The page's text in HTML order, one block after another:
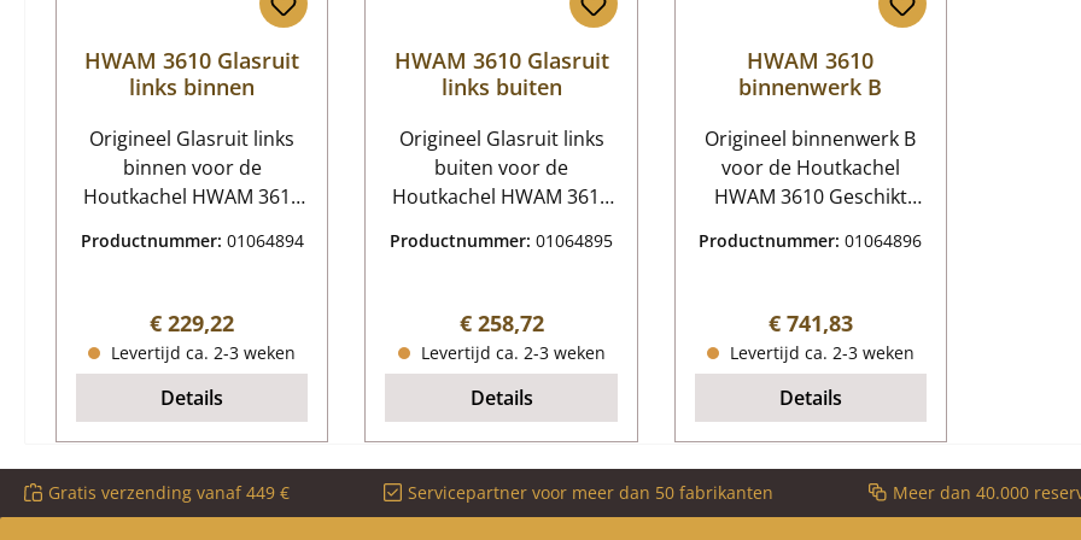
HWAM 3610 Glasruit
links binnen
Origineel Glasruit links
binnen voor de
Houtkachel HWAM 3610
3610 Glasruit links
glazen ruit, venster
Afmetingen (B/L/H) 95
mm x 427 mm x 4 mm
Materiaal Glas Vorm vlak
hittebestendig
Productnummer: 01064894
Normale prijs:
€ 229,22
Levertijd ca. 2-3 weken
Details
HWAM 3610 Glasruit
links buiten
Origineel Glasruit links
buiten voor de
Houtkachel HWAM 3610
links buiten
ruit, kachelruit
Afmetingen (B/L/H) 108
mm x 450 mm x 4 mm
Materiaal Glas Vorm
gebogen hittebestendig
Productnummer:01064895
Normale prijs:
€ 258,72
Levertijd ca. 2-3 weken
Details
HWAM 3610
binnenwerk B
Origineel binnenwerk B
voor de Houtkachel
HWAM 3610 Geschikt
bouwjaar 2011 en voor
10-delige set HWAM 3610
binnenwerk
Kerngegevens: 10 stuks
Bekleding vuurhaard,
bakstenen
Materiaal Skamol
Houtvangst links (185 x
Productnummer:01064896
Normale prijs:
€ 741,83
Levertijd ca. 2-3 weken
Details
Gratis verzending vanaf 449 € Servicepartner voor meer dan 50 fabrikanten Meer dan 40.000